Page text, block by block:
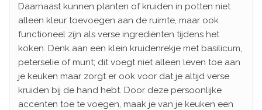
Daarnaast kunnen planten of kruiden in potten niet
alleen kleur toevoegen aan de ruimte, maar ook
functioneel zijn als verse ingrediënten tijdens het
koken. Denk aan een klein kruidenrekje met basilicum,
peterselie of munt; dit voegt niet alleen leven toe aan
je keuken maar zorgt er ook voor dat je altijd verse
kruiden bij de hand hebt. Door deze persoonlijke
accenten toe te voegen, maak je van je keuken een